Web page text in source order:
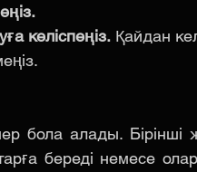
келіспеңіз. Қайдан
бола алады. Бірінші
береді немесе